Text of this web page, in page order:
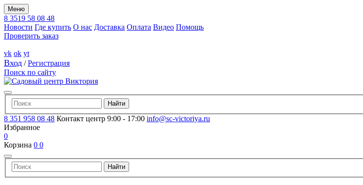
Меню
8 3519 58 08 48
Новости Где купить О нас Доставка Оплата Видео Помощь
Проверить заказ
vk ok yt
Вход /Регистрация
Поиск по сайту
8 351 958 08 48 Контакт центр 9:00 - 17:00 info@sc-victoriya.ru
Избранное
0
Корзина 0 0